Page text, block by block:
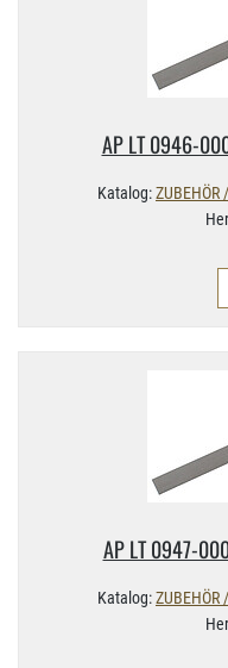
AP LT 0946-​
Katalog:
AP LT 0947-​
Katalog: